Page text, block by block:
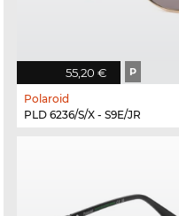
55,20 € P
Polaroid
PLD 6236/S/X - S9E/JR